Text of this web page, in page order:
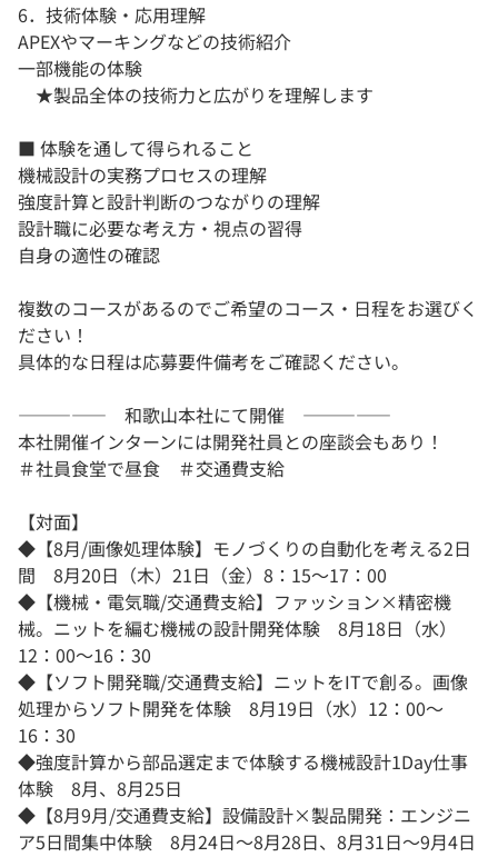
6．技術体験・応用理解
APEXやマーキングなどの技術紹介
一部機能の体験
★製品全体の技術力と広がりを理解します
■ 体験を通して得られること
機械設計の実務プロセスの理解
強度計算と設計判断のつながりの理解
設計職に必要な考え方・視点の習得
自身の適性の確認
複数のコースがあるのでご希望のコース・日程をお選びく
ださい！
具体的な日程は応募要件備考をご確認ください。
――――― 和歌山本社にて開催 ―――――
本社開催インターンには開発社員との座談会もあり！
＃社員食堂で昼食 ＃交通費支給
【対面】
◆【8月/画像処理体験】モノづくりの自動化を考える2日
間 8月20日（木）21日（金）8：15～17：00
◆【機械・電気職/交通費支給】ファッション×精密機
械。ニットを編む機械の設計開発体験 8月18日（水）
12：00～16：30
◆【ソフト開発職/交通費支給】ニットをITで創る。画像
処理からソフト開発を体験 8月19日（水）12：00～
16：30
◆強度計算から部品選定まで体験する機械設計1Day仕事
体験 8月、8月25日
◆【8月9月/交通費支給】設備設計×製品開発：エンジニ
ア5日間集中体験 8月24日～8月28日、8月31日～9月4日